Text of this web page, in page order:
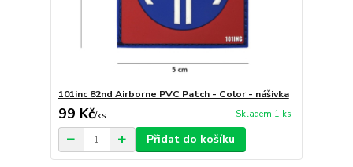
101inc 82nd Airborne PVC Patch - Color - nášivka
99 Kč/ks Skladem 1 ks
Přidat do košíku